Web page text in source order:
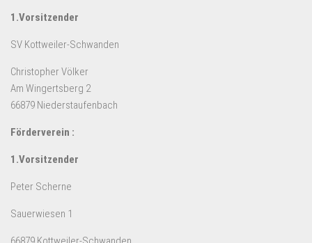
1.Vorsitzender
SV Kottweiler-Schwanden
Christopher Völker
Am Wingertsberg 2
66879 Niederstaufenbach
Förderverein :
1.Vorsitzender
Peter Scherne
Sauerwiesen 1